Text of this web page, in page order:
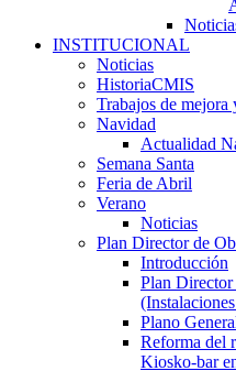
INSTITUCIONAL
Noticias
HistoriaCMIS
Trabajos de mejora
Navidad
Actualidad
Semana Santa
Feria de Abril
Verano
Noticias
Plan Director de
Introducción
Plan Director
Plano
Reforma del
Kiosko-bar